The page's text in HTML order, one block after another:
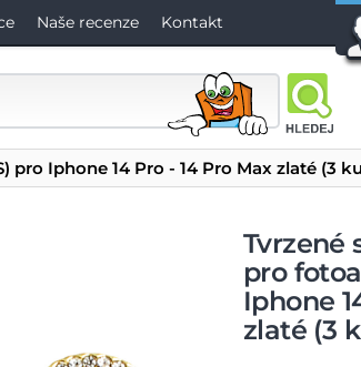
Naše recenze Kontakt
pro Iphone 14 Pro - 14 Pro Max zlaté (3
Tvrzené
pro
Iphone
zlaté (3